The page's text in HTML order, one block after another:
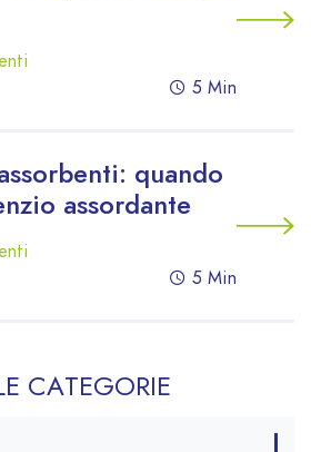
5 Min
quando
assordante
5 Min
CATEGORIE